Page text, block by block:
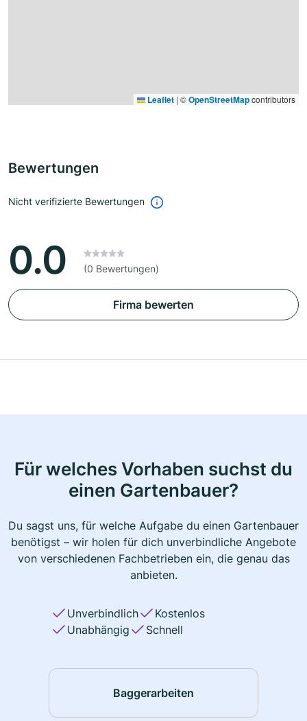
Leaflet | ©OpenStreetMapcontributors
Bewertungen
Nicht verifizierte Bewertungen
0.0 (0 Bewertungen)
Firma bewerten
Für welches Vorhaben suchst du
einen Gartenbauer?
Du sagst uns, für welche Aufgabe du einen Gartenbauer
benötigst – wir holen für dich unverbindliche Angebote
von verschiedenen Fachbetrieben ein, die genau das
anbieten.
Unverbindlich
Kostenlos
Unabhängig
Schnell
Baggerarbeiten